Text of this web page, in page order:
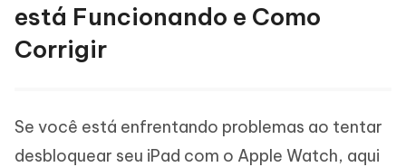
está Funcionando e Como
Corrigir
Se você está enfrentando problemas ao tentar
desbloquear seu iPad com o Apple Watch, aqui